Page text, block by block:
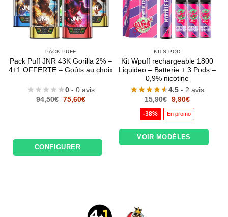
PACK PUFF
Pack Puff JNR 43K Gorilla 2% –
4+1 OFFERTE – Goûts au choix
0 - 0 avis
94,50€ Le
75,60€Le
CONFIGURER
KITS POD
Kit Wpuff rechargeable 1800
Liquideo – Batterie + 3 Pods –
0,9% nicotine
4.5 - 2 avis
15,90€ Le
initial
était :
9,90€Le
actuel
est :
-38% En promo
VOIR MODÈLES